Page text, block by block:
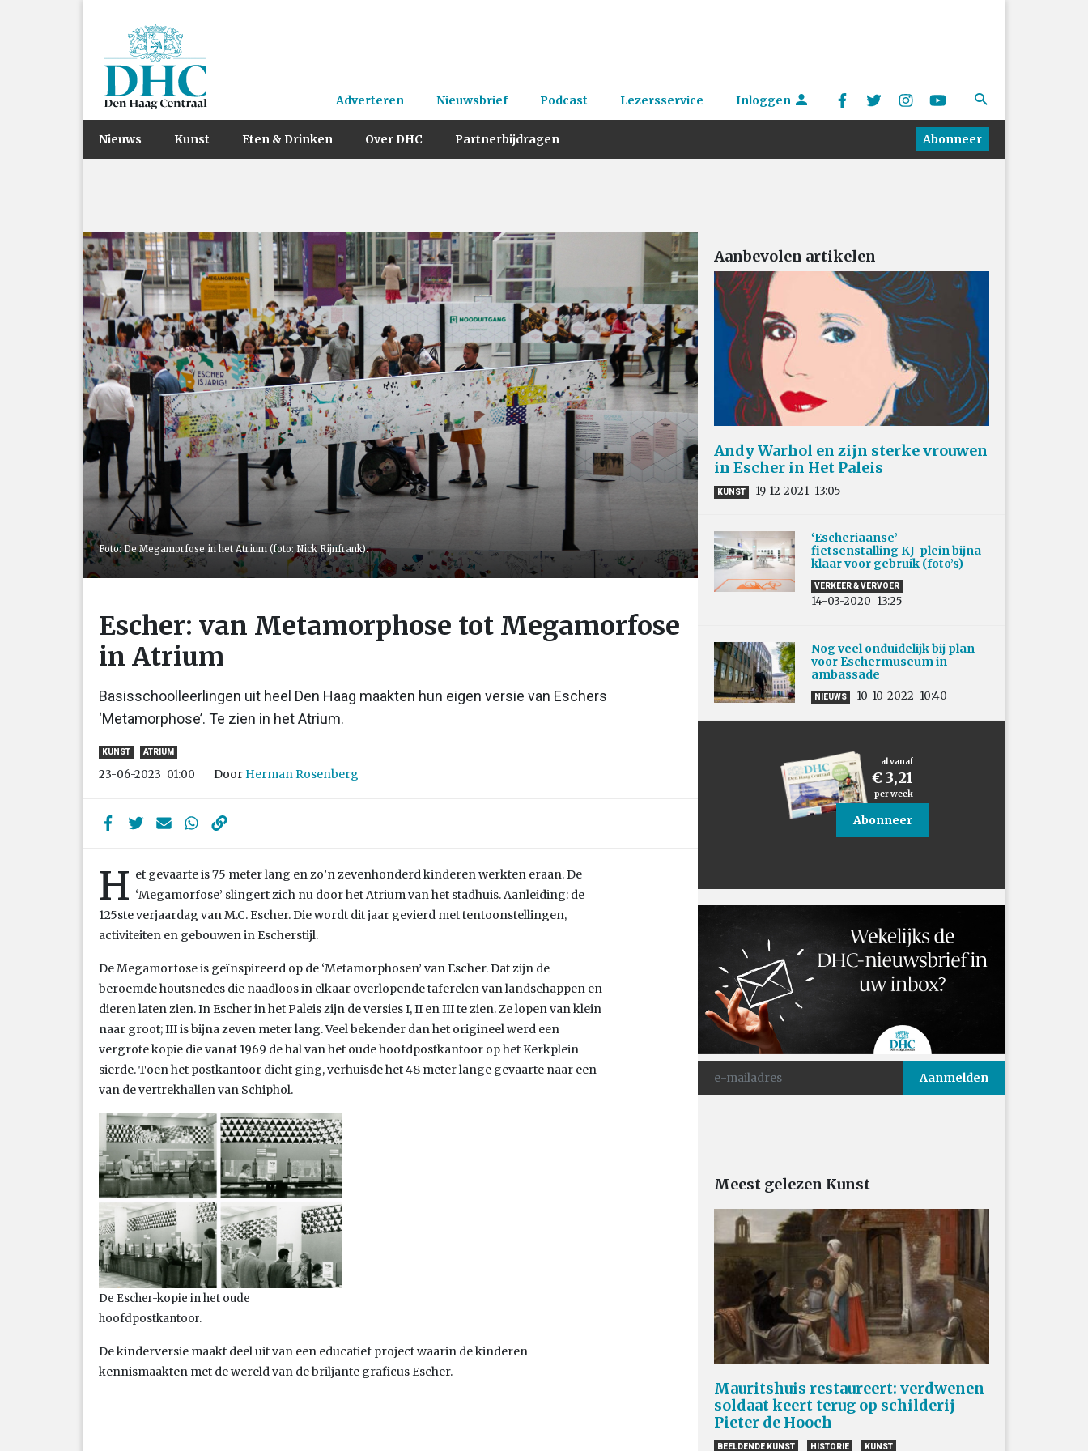
Adverteren Nieuwsbrief Podcast Lezersservice Inloggen
Nieuws Kunst Eten & Drinken Over DHC Partnerbijdragen Abonneer
Foto: De Megamorfose in het Atrium (foto: Nick Rijnfrank).
Escher: van Metamorphose tot Megamorfose
in Atrium
Basisschoolleerlingen uit heel Den Haag maakten hun eigen versie van Eschers
‘Metamorphose’. Te zien in het Atrium.
KUNST ATRIUM
23-06-2023 01:00 Door Herman Rosenberg
H et gevaarte is 75 meter lang en zo’n zevenhonderd kinderen werkten eraan. De
‘Megamorfose’ slingert zich nu door het Atrium van het stadhuis. Aanleiding: de
125ste verjaardag van M.C. Escher. Die wordt dit jaar gevierd met tentoonstellingen,
activiteiten en gebouwen in Escherstijl.
De Megamorfose is geïnspireerd op de ‘Metamorphosen’ van Escher. Dat zijn de
beroemde houtsnedes die naadloos in elkaar overlopende taferelen van landschappen en
dieren laten zien. In Escher in het Paleis zijn de versies I, II en III te zien. Ze lopen van klein
naar groot; III is bijna zeven meter lang. Veel bekender dan het origineel werd een
vergrote kopie die vanaf 1969 de hal van het oude hoofdpostkantoor op het Kerkplein
sierde. Toen het postkantoor dicht ging, verhuisde het 48 meter lange gevaarte naar een
van de vertrekhallen van Schiphol.
De Escher-kopie in het oude
hoofdpostkantoor.
De kinderversie maakt deel uit van een educatief project waarin de kinderen
kennismaakten met de wereld van de briljante graficus Escher.
Aanbevolen artikelen
Andy Warhol en zijn sterke vrouwen
in Escher in Het Paleis
KUNST 19-12-2021 13:05
‘Escheriaanse’
fietsenstalling KJ-plein bijna
klaar voor gebruik (foto’s)
VERKEER & VERVOER
14-03-2020 13:25
Nog veel onduidelijk bij plan
voor Eschermuseum in
ambassade
NIEUWS 10-10-2022 10:40
al vanaf
€ 3,21
per week
Abonneer
Meest gelezen Kunst
Mauritshuis restaureert: verdwenen
soldaat keert terug op schilderij
Pieter de Hooch
BEELDENDE KUNST HISTORIE KUNST